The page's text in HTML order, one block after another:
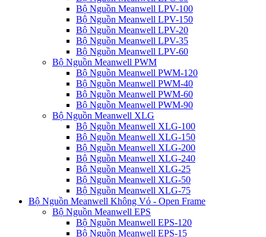
Bộ Nguồn Meanwell LPV-100
Bộ Nguồn Meanwell LPV-150
Bộ Nguồn Meanwell LPV-20
Bộ Nguồn Meanwell LPV-35
Bộ Nguồn Meanwell LPV-60
Bộ Nguồn Meanwell PWM
Bộ Nguồn Meanwell PWM-120
Bộ Nguồn Meanwell PWM-40
Bộ Nguồn Meanwell PWM-60
Bộ Nguồn Meanwell PWM-90
Bộ Nguồn Meanwell XLG
Bộ Nguồn Meanwell XLG-100
Bộ Nguồn Meanwell XLG-150
Bộ Nguồn Meanwell XLG-200
Bộ Nguồn Meanwell XLG-240
Bộ Nguồn Meanwell XLG-25
Bộ Nguồn Meanwell XLG-50
Bộ Nguồn Meanwell XLG-75
Bộ Nguồn Meanwell Không Vỏ - Open Frame
Bộ Nguồn Meanwell EPS
Bộ Nguồn Meanwell EPS-120
Bộ Nguồn Meanwell EPS-15